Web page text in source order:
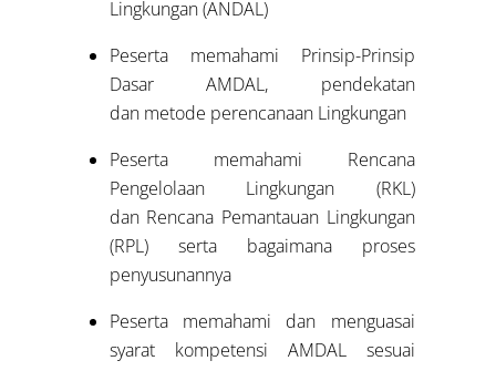
Lingkungan (ANDAL)
Peserta memahami Prinsip-Prinsip
Dasar AMDAL, pendekatan
dan metode perencanaan Lingkungan
Peserta memahami Rencana
Pengelolaan Lingkungan (RKL)
dan Rencana Pemantauan Lingkungan
(RPL) serta bagaimana proses
penyusunannya
Peserta memahami dan menguasai
syarat kompetensi AMDAL sesuai